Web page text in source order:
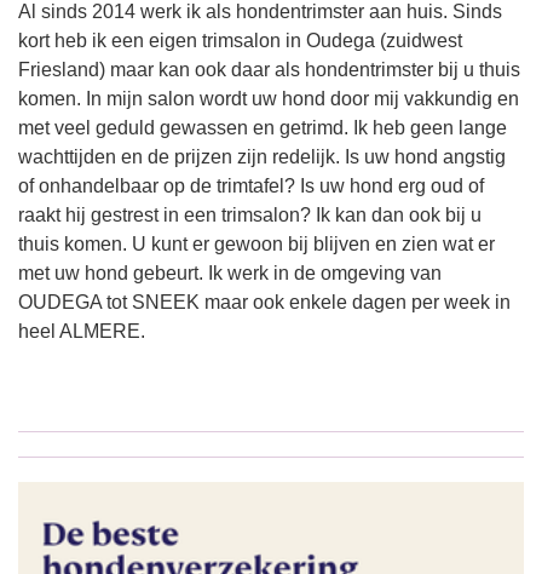
Al sinds 2014 werk ik als hondentrimster aan huis. Sinds
kort heb ik een eigen trimsalon in Oudega (zuidwest
Friesland) maar kan ook daar als hondentrimster bij u thuis
komen. In mijn salon wordt uw hond door mij vakkundig en
met veel geduld gewassen en getrimd. Ik heb geen lange
wachttijden en de prijzen zijn redelijk. Is uw hond angstig
of onhandelbaar op de trimtafel? Is uw hond erg oud of
raakt hij gestrest in een trimsalon? Ik kan dan ook bij u
thuis komen. U kunt er gewoon bij blijven en zien wat er
met uw hond gebeurt. Ik werk in de omgeving van
OUDEGA tot SNEEK maar ook enkele dagen per week in
heel ALMERE.